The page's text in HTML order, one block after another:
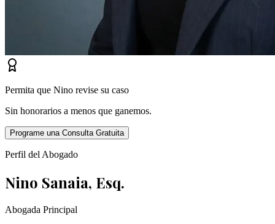
Permita que Nino revise su caso
Sin honorarios a menos que ganemos.
Programe una Consulta Gratuita
Perfil del Abogado
Nino Sanaia, Esq.
Abogada Principal